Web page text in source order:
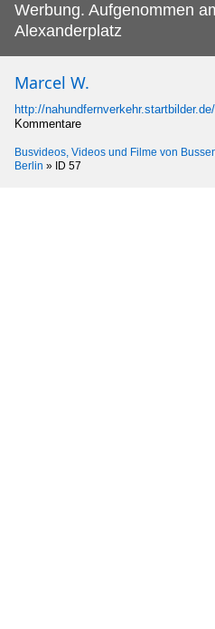
Werbung. Aufgenommen
Alexanderplatz
Marcel W.
http://nahundfernverkehr.startbilder.de/
Kommentare
Busvideos, Videos und Filme von
Berlin » ID 57